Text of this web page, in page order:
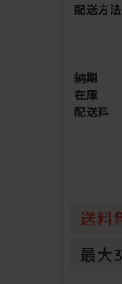
配送方法
納期
在庫
配送料